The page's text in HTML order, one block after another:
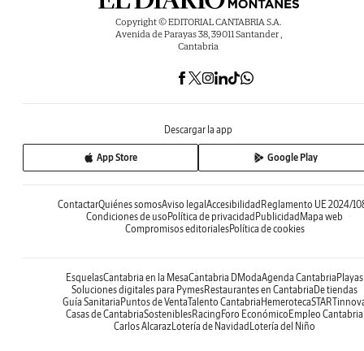
Copyright © EDITORIAL CANTABRIA S.A.
Avenida de Parayas 38, 39011 Santander ,
Cantabria
Descargar la app
App Store Google Play
ContactarQuiénes somosAviso legalAccesibilidadReglamento UE 2024/
Condiciones de usoPolítica de privacidadPublicidadMapa web
Compromisos editorialesPolítica de cookies
EsquelasCantabria en la MesaCantabria DModaAgenda CantabriaPlayas
Soluciones digitales para PymesRestaurantes en CantabriaDe tiendas
Guía SanitariaPuntos de VentaTalento CantabriaHemeroteca
Casas de CantabriaSosteniblesRacingForo EconómicoEmpleo Cantabria
Carlos AlcarazLotería de NavidadLotería del Niño